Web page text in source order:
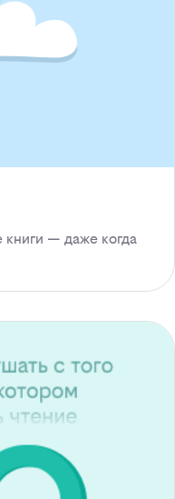
книги — даже когда